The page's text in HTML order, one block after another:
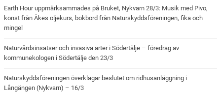
Earth Hour uppmärksammades på Bruket, Nykvarn 28/3: Musik med Pivo,
konst från Åkes oljekurs, bokbord från Naturskyddsföreningen, fika och
mingel
Naturvårdsinsatser och invasiva arter i Södertälje – föredrag av
kommunekologen i Södertälje den 23/3
Naturskyddsföreningen överklagar beslutet om ridhusanläggning i
Långängen (Nykvarn) – 16/3